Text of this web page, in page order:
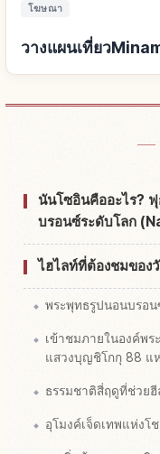
โฆษณา
วางแผนเที่ยว
นันโซอินคืออะไร?
บรอนซ์ระดับโลก
ไฮไลท์ที่ต้องชมของ
พระพุทธรูปนอนบรอ
เข้าชมภายในองค์พร
แสวงบุญชิโกกุ 88 แ
ธรรมชาติสี่ฤดูที่ช่วยฮี
อุโมงค์เจ็ดเทพแห่งโ